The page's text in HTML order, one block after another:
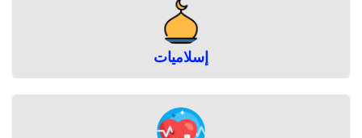
إسلاميات